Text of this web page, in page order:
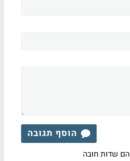
הוסף תגובה
הם שדות חובה